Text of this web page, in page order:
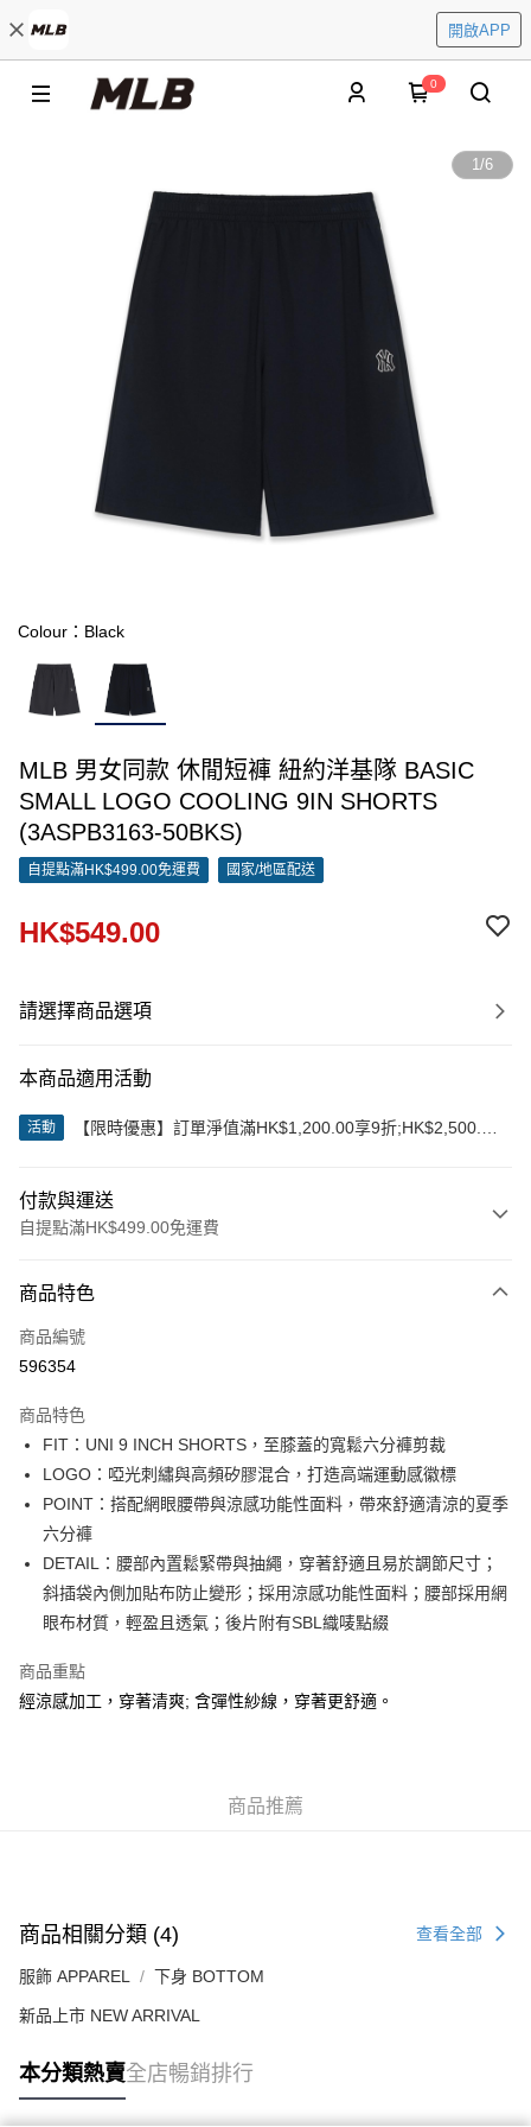
開啟APP
0
1/6
Colour：Black
MLB 男女同款 休閒短褲 紐約洋基隊 BASIC
SMALL LOGO COOLING 9IN SHORTS
(3ASPB3163-50BKS)
自提點滿HK$499.00免運費 國家/地區配送
HK$549.00
請選擇商品選項
本商品適用活動
活動
【限時優惠】訂單淨值滿HK$1,200.00享9折;HK$2,500.00
付款與運送
自提點滿HK$499.00免運費
信用卡
Apple Pay
AlipayHK
WeChat Pay
送貨方式
每筆HK$50.00，滿HK$499.00或以上免運費
商品特色
商品編號
596354
商品特色
FIT：UNI 9 INCH SHORTS，至膝蓋的寬鬆六分褲剪裁
LOGO：啞光刺繡與高頻矽膠混合，打造高端運動感徽標
POINT：搭配網眼腰帶與涼感功能性面料，帶來舒適清涼的夏季
六分褲
DETAIL：腰部內置鬆緊帶與抽繩，穿著舒適且易於調節尺寸；
斜插袋內側加貼布防止變形；採用涼感功能性面料；腰部採用網
眼布材質，輕盈且透氣；後片附有SBL織唛點綴
商品重點
經涼感加工，穿著清爽; 含彈性紗線，穿著更舒適。
商品推薦
商品相關分類 (4) 查看全部
服飾 APPAREL 下身 BOTTOM
新品上市 NEW ARRIVAL
本分類熱賣全店暢銷排行